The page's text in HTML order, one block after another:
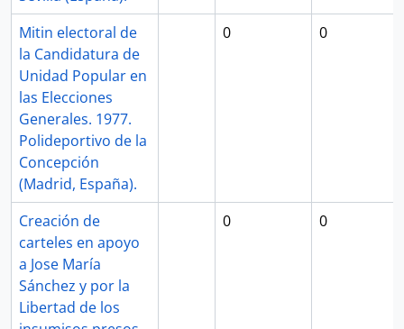
Mitin electoral de
la Candidatura de
Unidad Popular en
las Elecciones
Generales. 1977.
Polideportivo de la
Concepción
(Madrid, España).
0 0
Creación de
carteles en apoyo
a Jose María
Sánchez y por la
Libertad de los
0 0